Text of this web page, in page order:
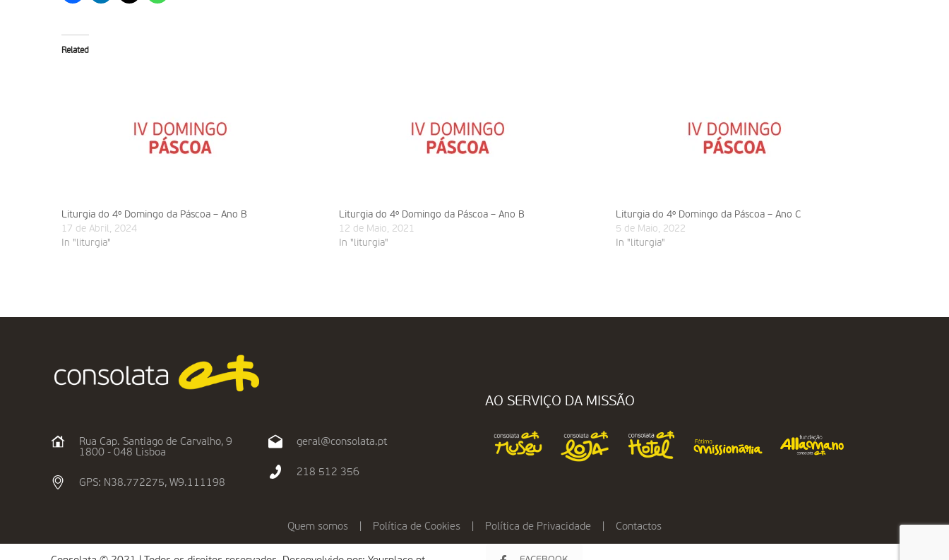
Related
Liturgia do 4º Domingo da Páscoa – Ano B
17 de Abril, 2024
In "liturgia"
Liturgia do 4º Domingo da Páscoa – Ano B
12 de Maio, 2021
In "liturgia"
Liturgia do 4º Domingo da Páscoa – Ano C
5 de Maio, 2022
In "liturgia"
Rua Cap. Santiago de Carvalho, 9
1800 - 048 Lisboa
GPS: N38.772275, W9.111198
geral@consolata.pt
218 512 356
AO SERVIÇO DA MISSÃO
Quem somos Política de Cookies Política de Privacidade Contactos